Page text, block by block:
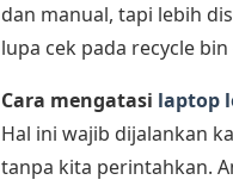
dan manual, tapi lebih
lupa cek pada recycle
Cara mengatasi laptop
Hal ini wajib dijalankan
tanpa kita perintahkan.